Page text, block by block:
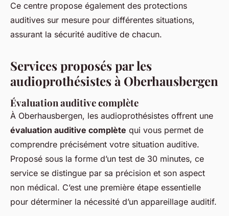
Ce centre propose également des protections
auditives sur mesure pour différentes situations,
assurant la sécurité auditive de chacun.
Services proposés par les
audioprothésistes à Oberhausbergen
Évaluation auditive complète
À Oberhausbergen, les audioprothésistes offrent une
évaluation auditive complète qui vous permet de
comprendre précisément votre situation auditive.
Proposé sous la forme d’un test de 30 minutes, ce
service se distingue par sa précision et son aspect
non médical. C’est une première étape essentielle
pour déterminer la nécessité d’un appareillage auditif.